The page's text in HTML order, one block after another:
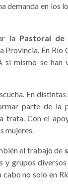
en los
la Pastoral de
Provincia. En Río
si mismo se han
En distintas
parte de la
trata. Con el
mujeres.
el trabajo de
y grupos
no solo en